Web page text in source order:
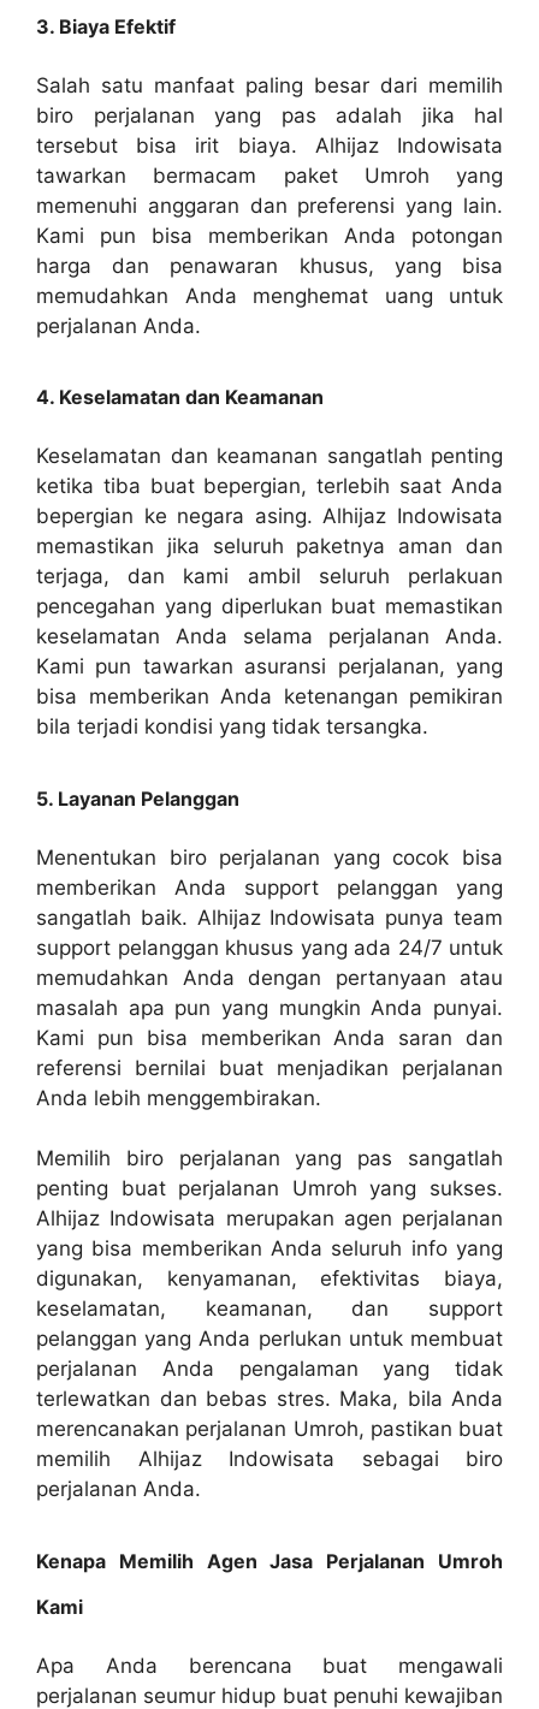
3. Biaya Efektif
Salah satu manfaat paling besar dari memilih
biro perjalanan yang pas adalah jika hal
tersebut bisa irit biaya. Alhijaz Indowisata
tawarkan bermacam paket Umroh yang
memenuhi anggaran dan preferensi yang lain.
Kami pun bisa memberikan Anda potongan
harga dan penawaran khusus, yang bisa
memudahkan Anda menghemat uang untuk
perjalanan Anda.
4. Keselamatan dan Keamanan
Keselamatan dan keamanan sangatlah penting
ketika tiba buat bepergian, terlebih saat Anda
bepergian ke negara asing. Alhijaz Indowisata
memastikan jika seluruh paketnya aman dan
terjaga, dan kami ambil seluruh perlakuan
pencegahan yang diperlukan buat memastikan
keselamatan Anda selama perjalanan Anda.
Kami pun tawarkan asuransi perjalanan, yang
bisa memberikan Anda ketenangan pemikiran
bila terjadi kondisi yang tidak tersangka.
5. Layanan Pelanggan
Menentukan biro perjalanan yang cocok bisa
memberikan Anda support pelanggan yang
sangatlah baik. Alhijaz Indowisata punya team
support pelanggan khusus yang ada 24/7 untuk
memudahkan Anda dengan pertanyaan atau
masalah apa pun yang mungkin Anda punyai.
Kami pun bisa memberikan Anda saran dan
referensi bernilai buat menjadikan perjalanan
Anda lebih menggembirakan.
Memilih biro perjalanan yang pas sangatlah
penting buat perjalanan Umroh yang sukses.
Alhijaz Indowisata merupakan agen perjalanan
yang bisa memberikan Anda seluruh info yang
digunakan, kenyamanan, efektivitas biaya,
keselamatan, keamanan, dan support
pelanggan yang Anda perlukan untuk membuat
perjalanan Anda pengalaman yang tidak
terlewatkan dan bebas stres. Maka, bila Anda
merencanakan perjalanan Umroh, pastikan buat
memilih Alhijaz Indowisata sebagai biro
perjalanan Anda.
Kenapa Memilih Agen Jasa Perjalanan Umroh
Kami
Apa Anda berencana buat mengawali
perjalanan seumur hidup buat penuhi kewajiban